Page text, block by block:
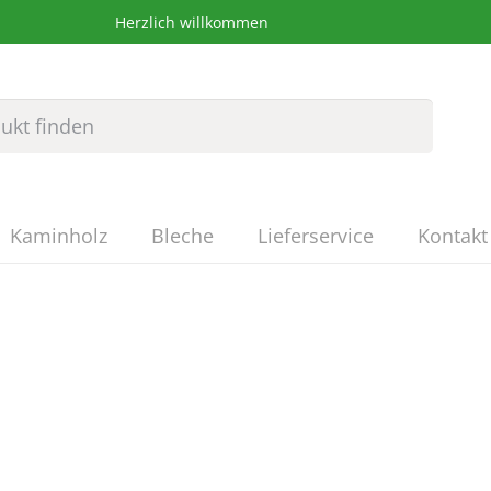
Herzlich willkommen
Kaminholz Bleche Lieferservice Kontakt